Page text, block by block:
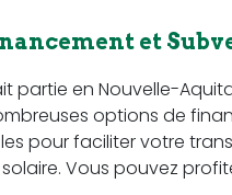
et
partie en Nouvelle-
options de
pour faciliter votre
Vous pouvez